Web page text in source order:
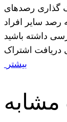
گذاری رصدهای
سایر افراد
دریافت اشتراک
بیشتر
مشابه